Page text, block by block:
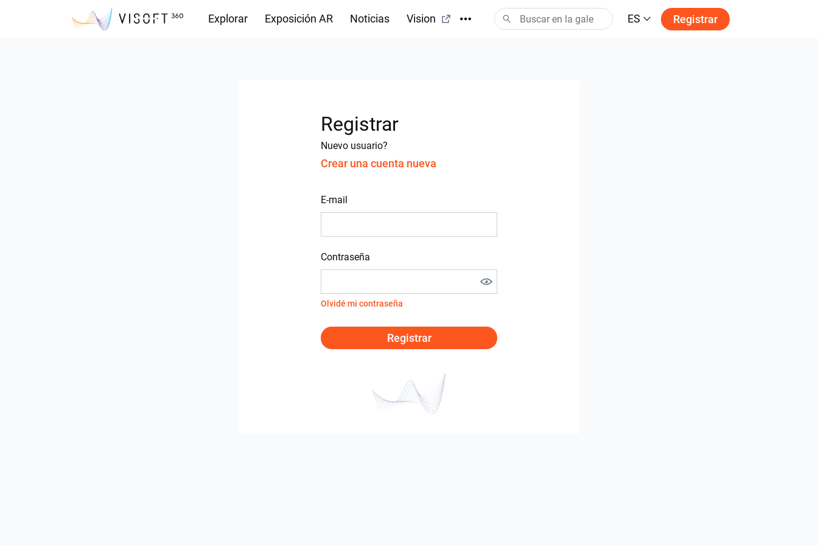
Explorar Exposición AR Noticias Vision ES Registrar
Registrar
Nuevo usuario?
Crear una cuenta nueva
E-mail
Contraseña
Olvidé mi contraseña
Registrar